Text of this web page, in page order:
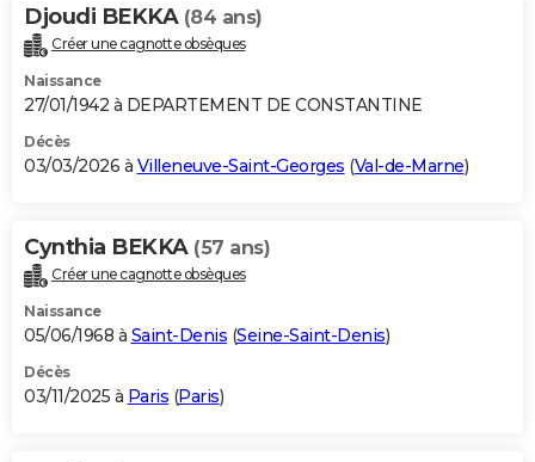
Alimentation
Guide de la santé
Maladies
Médicaments
Sommeil
VOYAGE
Destinations
City break
Voyage nature
Voyage de noces
Forum
Climat
+PHOTO
GUIDES D'ACHAT
BONS PLANS
Carte de Noël
Carte Bonne année
Carte Saint-Valentin
Carte Pâques
Carte d'anniversaire
DICTIONNAIRE
Dictionnaire
Biographies
Citations
Expressions
Proverbes
PROGRAMME TV
S'inscrire
Se connecter
Lycées
Collèges
Primaires
Universités
Entreprises
Service militaire
Avis de recherche
AVIS DE DÉCÈS
Djoudi BEKKA (84 ans)
Créer une cagnotte obsèques
Naissance
27/01/1942 à DEPARTEMENT DE CONSTANTINE
Décès
03/03/2026 à Villeneuve-Saint-Georges (Val-de-Marne)
Cynthia BEKKA (57 ans)
Créer une cagnotte obsèques
Naissance
05/06/1968 à Saint-Denis (Seine-Saint-Denis)
Décès
03/11/2025 à Paris (Paris)